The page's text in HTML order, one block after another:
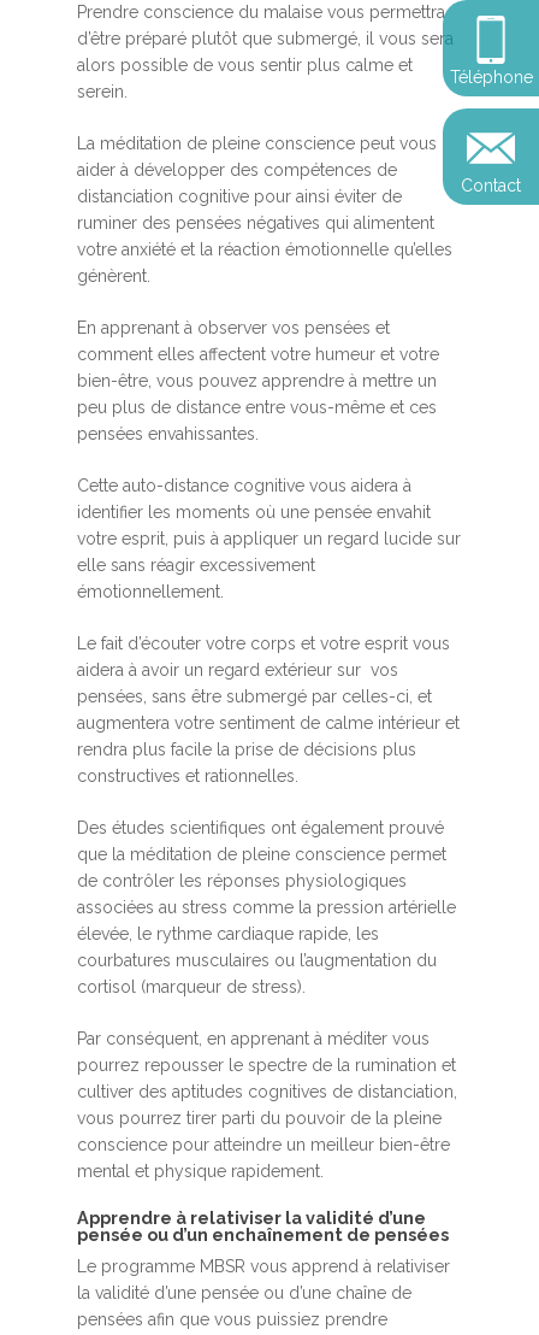
Prendre conscience du malaise vous permettra
d’être préparé plutôt que submergé, il vous sera
alors possible de vous sentir plus calme et
serein.
La méditation de pleine conscience peut vous
aider à développer des compétences de
distanciation cognitive pour ainsi éviter de
ruminer des pensées négatives qui alimentent
votre anxiété et la réaction émotionnelle qu’elles
génèrent.
En apprenant à observer vos pensées et
comment elles affectent votre humeur et votre
bien-être, vous pouvez apprendre à mettre un
peu plus de distance entre vous-même et ces
pensées envahissantes.
Cette auto-distance cognitive vous aidera à
identifier les moments où une pensée envahit
votre esprit, puis à appliquer un regard lucide sur
elle sans réagir excessivement
émotionnellement.
Le fait d’écouter votre corps et votre esprit vous
aidera à avoir un regard extérieur sur vos
pensées, sans être submergé par celles-ci, et
augmentera votre sentiment de calme intérieur et
rendra plus facile la prise de décisions plus
constructives et rationnelles.
Des études scientifiques ont également prouvé
que la méditation de pleine conscience permet
de contrôler les réponses physiologiques
associées au stress comme la pression artérielle
élevée, le rythme cardiaque rapide, les
courbatures musculaires ou l’augmentation du
cortisol (marqueur de stress).
Par conséquent, en apprenant à méditer vous
pourrez repousser le spectre de la rumination et
cultiver des aptitudes cognitives de distanciation,
vous pourrez tirer parti du pouvoir de la pleine
conscience pour atteindre un meilleur bien-être
mental et physique rapidement.
Apprendre à relativiser la validité d’une
pensée ou d’un enchaînement de pensées
Le programme MBSR vous apprend à relativiser
la validité d’une pensée ou d’une chaîne de
pensées afin que vous puissiez prendre
Téléphone
Contact
Calendrier
Devenir praticien en
de pleine conscience
Révelez votre
votre impact
Conférences
personnel
Révelez votre
votre impact
Reconversion et
professionnelle
Explorer
et découvrir
Blog
Sandrine
Presse et médias
Podcast
Podcast
Contact